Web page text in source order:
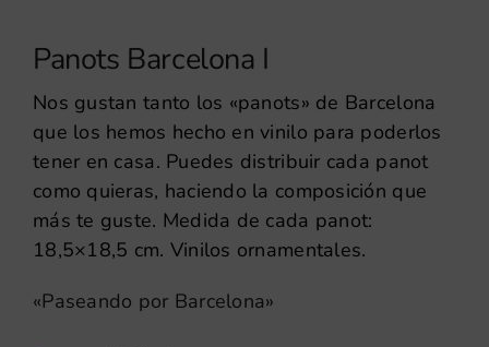
Panots Barcelona I
Nos gustan tanto los «panots» de Barcelona
que los hemos hecho en vinilo para poderlos
tener en casa. Puedes distribuir cada panot
como quieras, haciendo la composición que
más te guste. Medida de cada panot:
18,5×18,5 cm. Vinilos ornamentales.
«Paseando por Barcelona»